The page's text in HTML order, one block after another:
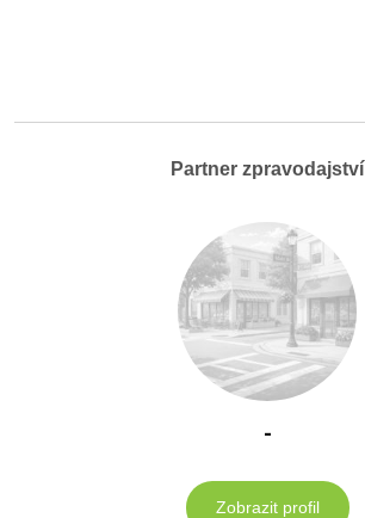
Partner zpravodajství
-
Zobrazit profil